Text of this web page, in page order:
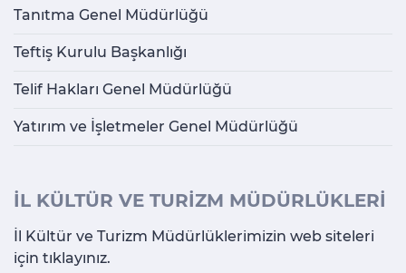
Tanıtma Genel Müdürlüğü
Teftiş Kurulu Başkanlığı
Telif Hakları Genel Müdürlüğü
Yatırım ve İşletmeler Genel Müdürlüğü
İL KÜLTÜR VE TURİZM MÜDÜRLÜKLERİ
İl Kültür ve Turizm Müdürlüklerimizin web siteleri
için tıklayınız.